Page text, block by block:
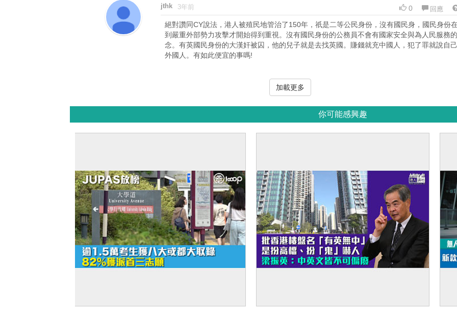
jthk 3年前 0 回應
絕對讚同CY說法，港人被殖民地管治了150年，祇是二等公民身份，沒有國民身，國民身份
到嚴重外部勢力攻擊才開始得到重視。沒有國民身份的公務員不會有國家安全與為人民服務
念。有英國民身份的大漢奸被囚，他的兒子就是去找英國。賺錢就充中國人，犯了罪就說自
外國人。有如此便宜的事嗎!
加載更多
你可能感興趣